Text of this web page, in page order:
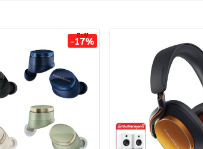
-17%